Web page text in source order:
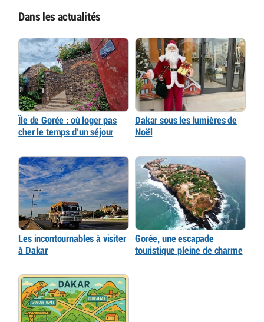
Dans les actualités
Île de Gorée : où loger pas
cher le temps d’un séjour
Dakar sous les lumières de
Noël
Les incontournables à visiter
à Dakar
Gorée, une escapade
touristique pleine de charme